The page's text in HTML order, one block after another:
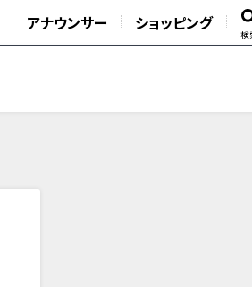
アナウンサー ショッピング
検